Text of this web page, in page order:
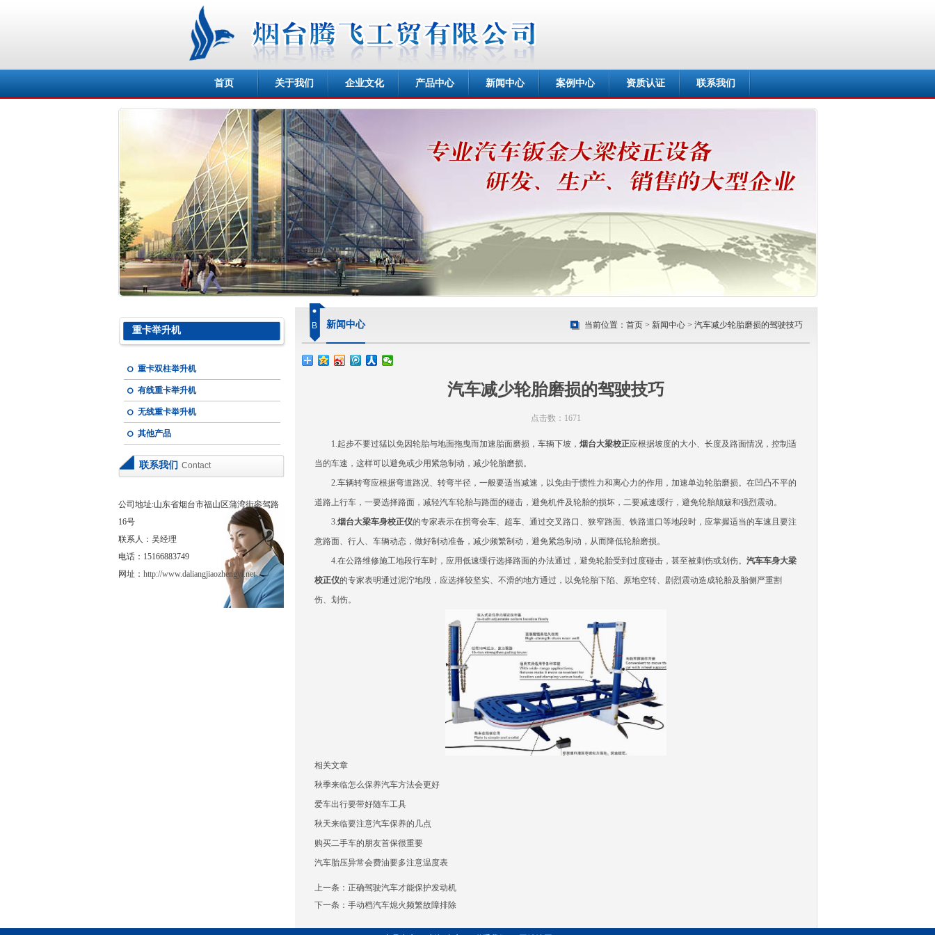
首页 关于我们 企业文化 产品中心 新闻中心 案例中心 资质认证 联系我们
重卡举升机
重卡双柱举升机
有线重卡举升机
无线重卡举升机
其他产品
联系我们 Contact
公司地址:山东省烟台市福山区蒲湾街銮驾路
16号
联系人：吴经理
电话：15166883749
网址： http://www.daliangjiaozhengyi.net
B 新闻中心 当前位置： 首页> 新闻中心> 汽车减少轮胎磨损的驾驶技巧
汽车减少轮胎磨损的驾驶技巧
点击数：1671
1.起步不要过猛以免因轮胎与地面拖曳而加速胎面磨损，车辆下坡， 烟台大梁校正应根据坡度的大小、长度及路面情况，控制适
当的车速，这样可以避免或少用紧急制动，减少轮胎磨损。
2.车辆转弯应根据弯道路况、转弯半径，一般要适当减速，以免由于惯性力和离心力的作用，加速单边轮胎磨损。在凹凸不平的
道路上行车，一要选择路面，减轻汽车轮胎与路面的碰击，避免机件及轮胎的损坏，二要减速缓行，避免轮胎颠簸和强烈震动。
3.烟台大梁车身校正仪的专家表示在拐弯会车、超车、通过交叉路口、狭窄路面、铁路道口等地段时，应掌握适当的车速且要注
意路面、行人、车辆动态，做好制动准备，减少频繁制动，避免紧急制动，从而降低轮胎磨损。
4.在公路维修施工地段行车时，应用低速缓行选择路面的办法通过，避免轮胎受到过度碰击，甚至被刺伤或划伤。 汽车车身大梁
校正仪的专家表明通过泥泞地段，应选择较坚实、不滑的地方通过，以免轮胎下陷、原地空转、剧烈震动造成轮胎及胎侧严重割
伤、划伤。
相关文章
秋季来临怎么保养汽车方法会更好
爱车出行要带好随车工具
秋天来临要注意汽车保养的几点
购买二手车的朋友首保很重要
汽车胎压异常会费油要多注意温度表
上一条： 正确驾驶汽车才能保护发动机
下一条： 手动档汽车熄火频繁故障排除